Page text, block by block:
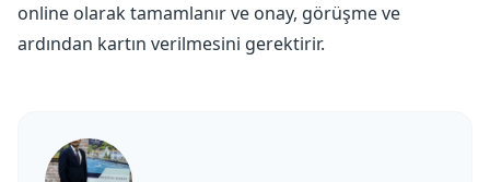
online olarak tamamlanır ve onay, görüşme ve
ardından kartın verilmesini gerektirir.